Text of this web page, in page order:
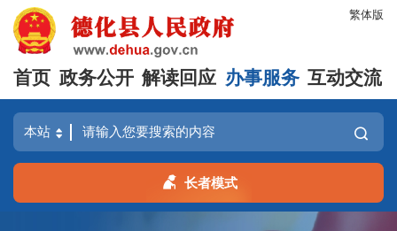
繁体版
首页 政务公开 解读回应 办事服务 互动交流
长者模式